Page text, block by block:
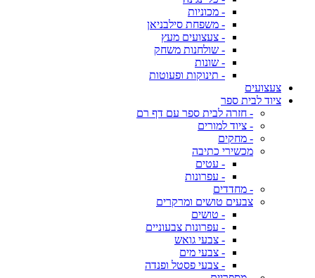
- מכוניות
- משפחת סילבניאן
- צעצועים מעץ
- שולחנות משחק
- שונות
- תינוקות ופעוטות
צעצועים
ציוד לבית ספר
- חזרה לבית ספר עם דף רם
- ציוד למורים
- מחקים
מכשירי כתיבה
- עטים
- עפרונות
- מחדדים
צבעים טושים ומרקרים
- טושים
- עפרונות צבעוניים
- צבעי גואש
- צבעי מים
- צבעי פסטל ופנדה